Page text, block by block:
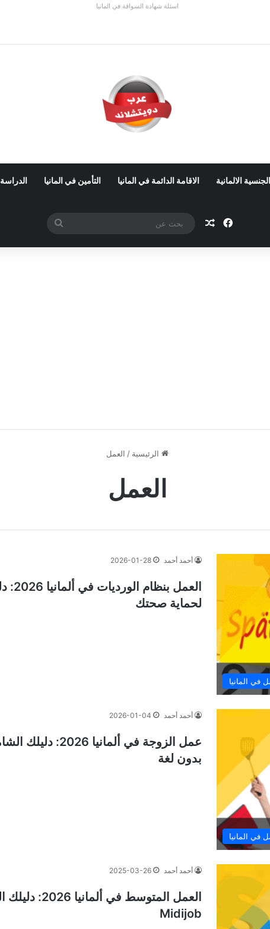
اسئلة شهادة السواقة في المانيا
الجنسية الالمانية الاقامة الدائمة في المانيا التأمين في المانيا
فيسبوكمقال عشوائي
الرئيسية / العمل
العمل
في المانيا
أحمد أحمد 2026-01-28
لحماية صحتك
في المانيا
أحمد أحمد 2026-01-04
عمل الزوجة في
بدون لغة
أحمد أحمد 2025-03-26
العمل
Midijob